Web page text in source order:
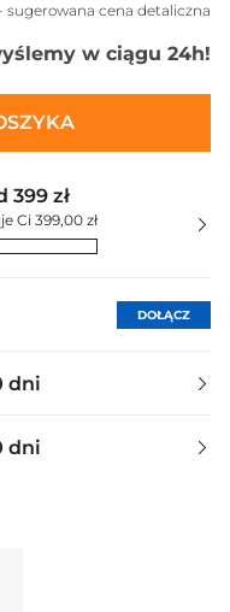
sugerowana cena detaliczna
w ciągu 24h!
399 zł
Ci 399,00 zł
DOŁĄCZ
dni
dni